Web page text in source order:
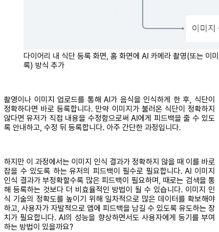
다이어리 내 식단 등록 화면, 홈 화면에 AI 카메라 촬영(또는 이
록) 방식 추가
촬영이나 이미지 업로드를 통해 AI가 음식을 인식하게 한 후, 식단이
정확하다면 바로 등록합니다. 만약 이미지가 불러온 식단이 정확하지
않다면 유저가 직접 내용을 수정함으로써 AI에게 피드백을 줄 수 있도
록 안내하고, 수정 뒤 등록합니다. 아주 간단한 과정입니다.
하지만 이 과정에서는 이미지 인식 결과가 정확하지 않을 때 이를 바로
잡을 수 있도록 하는 유저의 피드백이 필수로 필요합니다. AI 이미지
인식 결과가 부정확할수록 많은 피드백이 필요하며, 때로는 검색을 통
해 등록하는 것보다 더 비효율적인 방법이 될 수 있습니다. 이미지 인
식 기술의 정확도를 높이기 위해 일차적으로 많은 데이터를 확보해야
하고, 사용자가 자발적으로 앱에 피드백을 남길 수 있도록 유도하는 장
치가 필요합니다. AI의 성능을 향상하면서도 사용자에게 동기를 부여
하는 방법이 있을까요?